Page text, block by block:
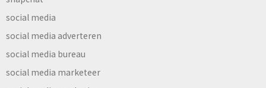
social media
social media adverteren
social media bureau
social media marketeer